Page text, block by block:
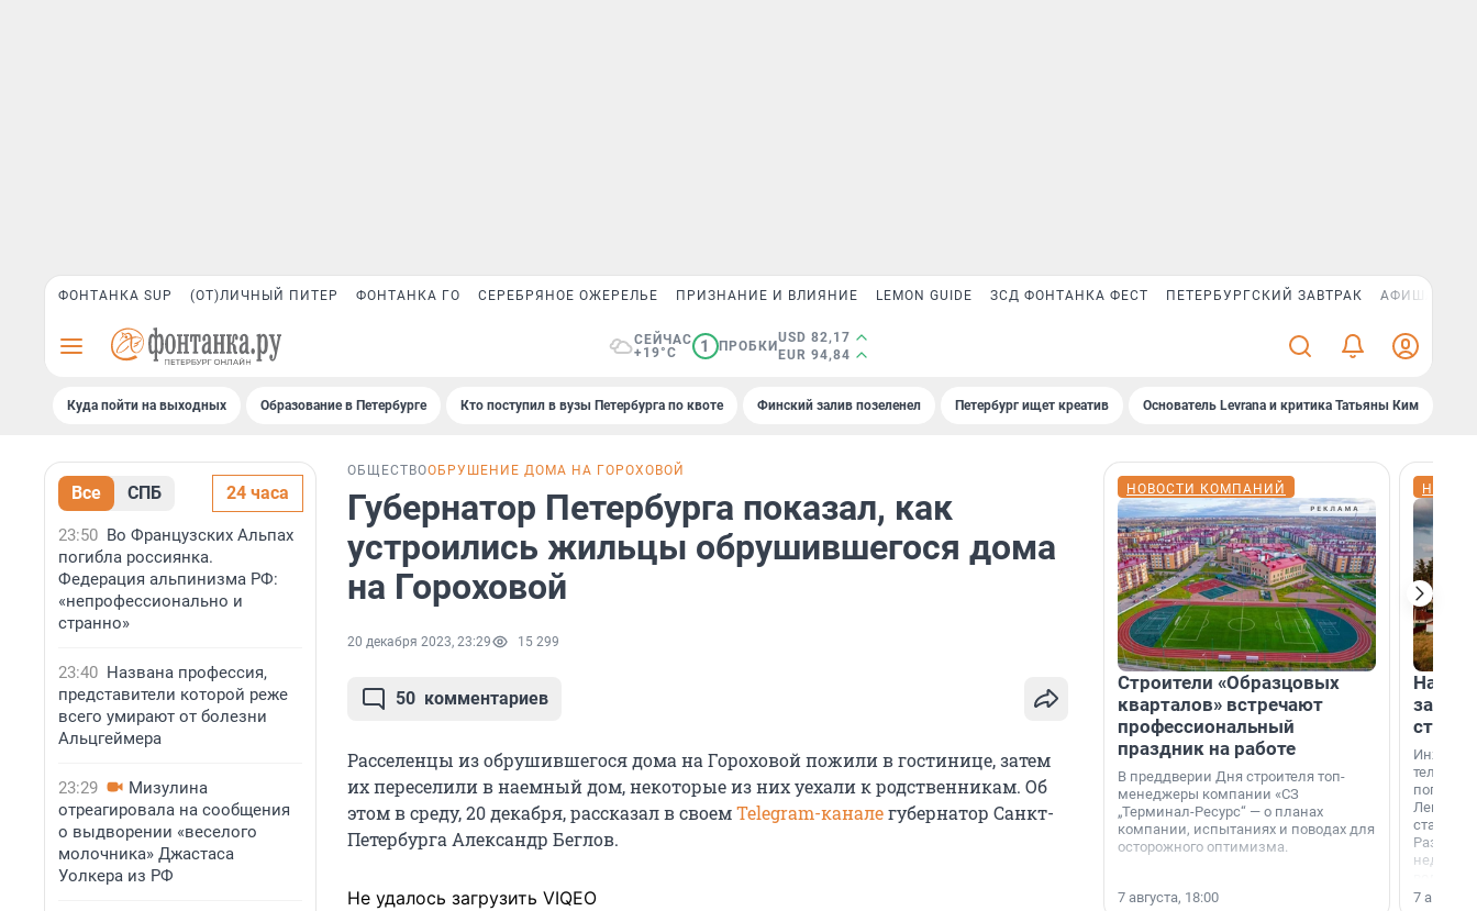
ФОНТАНКА SUP (ОТ)ЛИЧНЫЙ ПИТЕР ФОНТАНКА ГО СЕРЕБРЯНОЕ ОЖЕРЕЛЬЕ ПРИЗНАНИЕ И ВЛИЯНИЕ LEMON GUIDE ЗСД ФОНТАНКА ФЕСТ ПЕТЕРБУРГСКИЙ ЗАВТРАК АФИША PLUS
СЕЙЧАС
+19°C
1 ПРОБКИ
USD 82,17
EUR 94,84
Куда пойти на выходных Образование в Петербурге Кто поступил в вузы Петербурга по квоте Финский залив позеленел Петербург ищет креатив Основатель Levrana и критика Татьяны Ким
Все СПБ 24 часа
23:50 Во Французских Альпах
погибла россиянка.
Федерация альпинизма РФ:
«непрофессионально и
странно»
23:40 Названа профессия,
представители которой реже
всего умирают от болезни
Альцгеймера
23:29
Мизулина
отреагировала на сообщения
о выдворении «веселого
молочника» Джастаса
Уолкера из РФ
ОБЩЕСТВООБРУШЕНИЕ ДОМА НА ГОРОХОВОЙ
Губернатор Петербурга показал, как
устроились жильцы обрушившегося дома
на Гороховой
20 декабря 2023, 23:29 15 299
50 комментариев
Расселенцы из обрушившегося дома на Гороховой пожили в гостинице, затем
их переселили в наемный дом, некоторые из них уехали к родственникам. Об
этом в среду, 20 декабря, рассказал в своемTelegram-каналегубернатор Санкт-
Петербурга Александр Беглов.
Не удалось загрузить VIQEO
НОВОСТИ КОМПАНИЙ
Строители «Образцовых
кварталов» встречают
профессиональный
праздник на работе
В преддверии Дня строителя топ-
менеджеры компании «СЗ
„Терминал-Ресурс“ — о планах
компании, испытаниях и поводах для
осторожного оптимизма.
7 августа, 18:00
На
станции
7